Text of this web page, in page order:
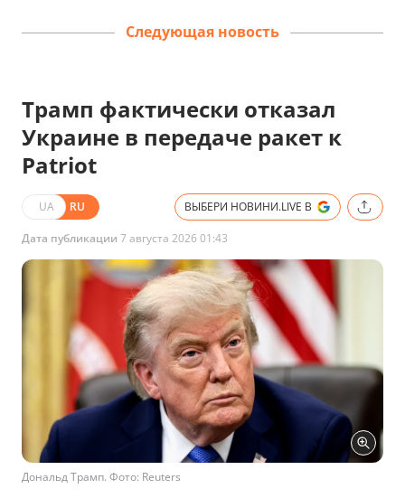
Следующая новость
Трамп фактически отказал
Украине в передаче ракет к
Patriot
UA RU ВЫБЕРИ НОВИНИ.LIVE В
Дата публикации 7 августа 2026 01:43
Дональд Трамп. Фото: Reuters